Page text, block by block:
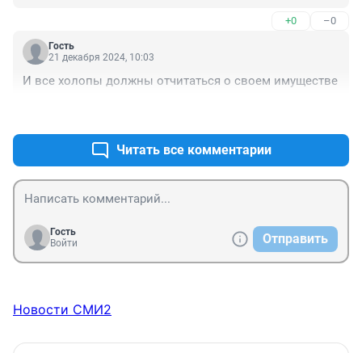
+0 –0
Гость
21 декабря 2024, 10:03
И все холопы должны отчитаться о своем имуществе
Читать все комментарии
Гость
Войти
Отправить
Новости СМИ2